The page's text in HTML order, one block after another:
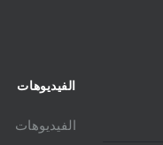
الفيديوهات
الفيديوهات